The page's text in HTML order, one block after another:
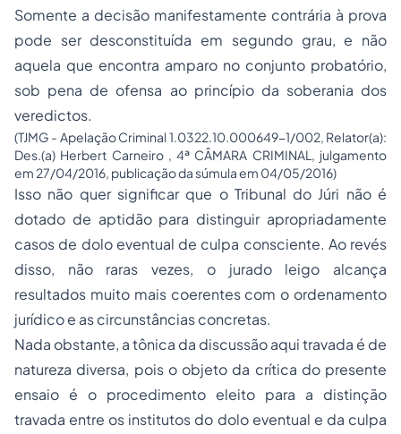
Somente a decisão manifestamente contrária à prova
pode ser desconstituída em segundo grau, e não
aquela que encontra amparo no conjunto probatório,
sob pena de ofensa ao princípio da soberania dos
veredictos.
(TJMG - Apelação Criminal 1.0322.10.000649-1/002, Relator(a):
Des.(a) Herbert Carneiro , 4ª CÂMARA CRIMINAL, julgamento
em 27/04/2016, publicação da súmula em 04/05/2016)
Isso não quer significar que o Tribunal do Júri não é
dotado de aptidão para distinguir apropriadamente
casos de dolo eventual de culpa consciente. Ao revés
disso, não raras vezes, o jurado leigo alcança
resultados muito mais coerentes com o ordenamento
jurídico e as circunstâncias concretas.
Nada obstante, a tônica da discussão aqui travada é de
natureza diversa, pois o objeto da crítica do presente
ensaio é o procedimento eleito para a distinção
travada entre os institutos do dolo eventual e da culpa